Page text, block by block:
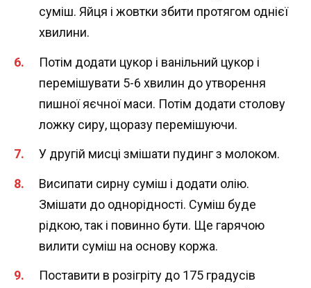
суміш. Яйця і жовтки збити протягом однієї
хвилини.
Потім додати цукор і ванільний цукор і
перемішувати 5-6 хвилин до утворення
пишної яєчної маси. Потім додати столову
ложку сиру, щоразу перемішуючи.
У другій мисці змішати пудинг з молоком.
Висипати сирну суміш і додати олію.
Змішати до однорідності. Суміш буде
рідкою, так і повинно бути. Ще гарячою
вилити суміш на основу коржа.
Поставити в розігріту до 175 градусів